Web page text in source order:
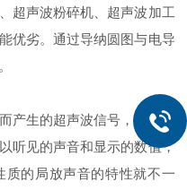
超声波粉碎机、超声波加工
优劣。通过导纳圆图与电导
生的超声波信号，进行频
听见的声音和显示的数值，
质的局放声音的特性就不一